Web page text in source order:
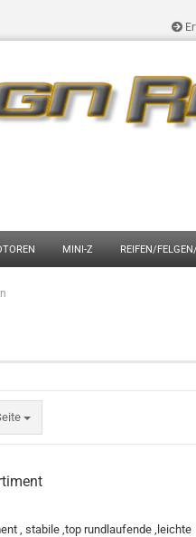
MINI-Z REIFEN/
, stabile ,top rundlaufende ,leichte